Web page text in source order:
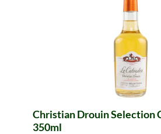
Christian Drouin Selection
350ml